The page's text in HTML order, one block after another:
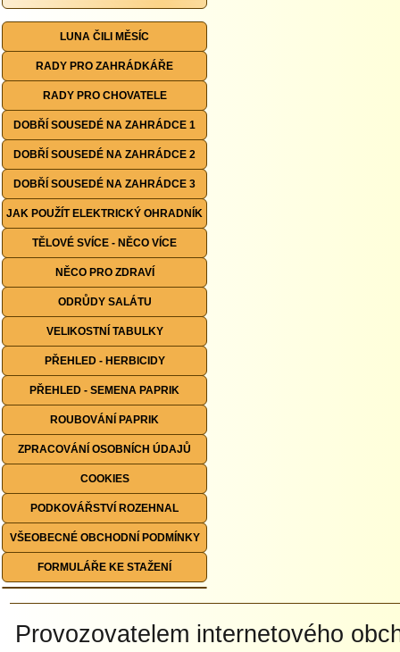
LUNA ČILI MĚSÍC
RADY PRO ZAHRÁDKÁŘE
RADY PRO CHOVATELE
DOBŘÍ SOUSEDÉ NA ZAHRÁDCE 1
DOBŘÍ SOUSEDÉ NA ZAHRÁDCE 2
DOBŘÍ SOUSEDÉ NA ZAHRÁDCE 3
JAK POUŽÍT ELEKTRICKÝ OHRADNÍK
TĚLOVÉ SVÍCE - NĚCO VÍCE
NĚCO PRO ZDRAVÍ
ODRŮDY SALÁTU
VELIKOSTNÍ TABULKY
PŘEHLED - HERBICIDY
PŘEHLED - SEMENA PAPRIK
ROUBOVÁNÍ PAPRIK
ZPRACOVÁNÍ OSOBNÍCH ÚDAJŮ
COOKIES
PODKOVÁŘSTVÍ ROZEHNAL
VŠEOBECNÉ OBCHODNÍ PODMÍNKY
FORMULÁŘE KE STAŽENÍ
Provozovatelem internetového